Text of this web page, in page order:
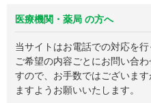
医療機関・薬局 の方へ
当サイトはお電話での対応を行
ご希望の内容ごとにお問い合
すので、お手数ではございま
ますようお願いいたします。